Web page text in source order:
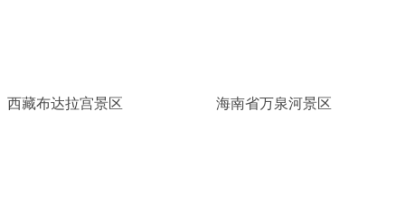
西藏布达拉宫景区 海南省万泉河景区